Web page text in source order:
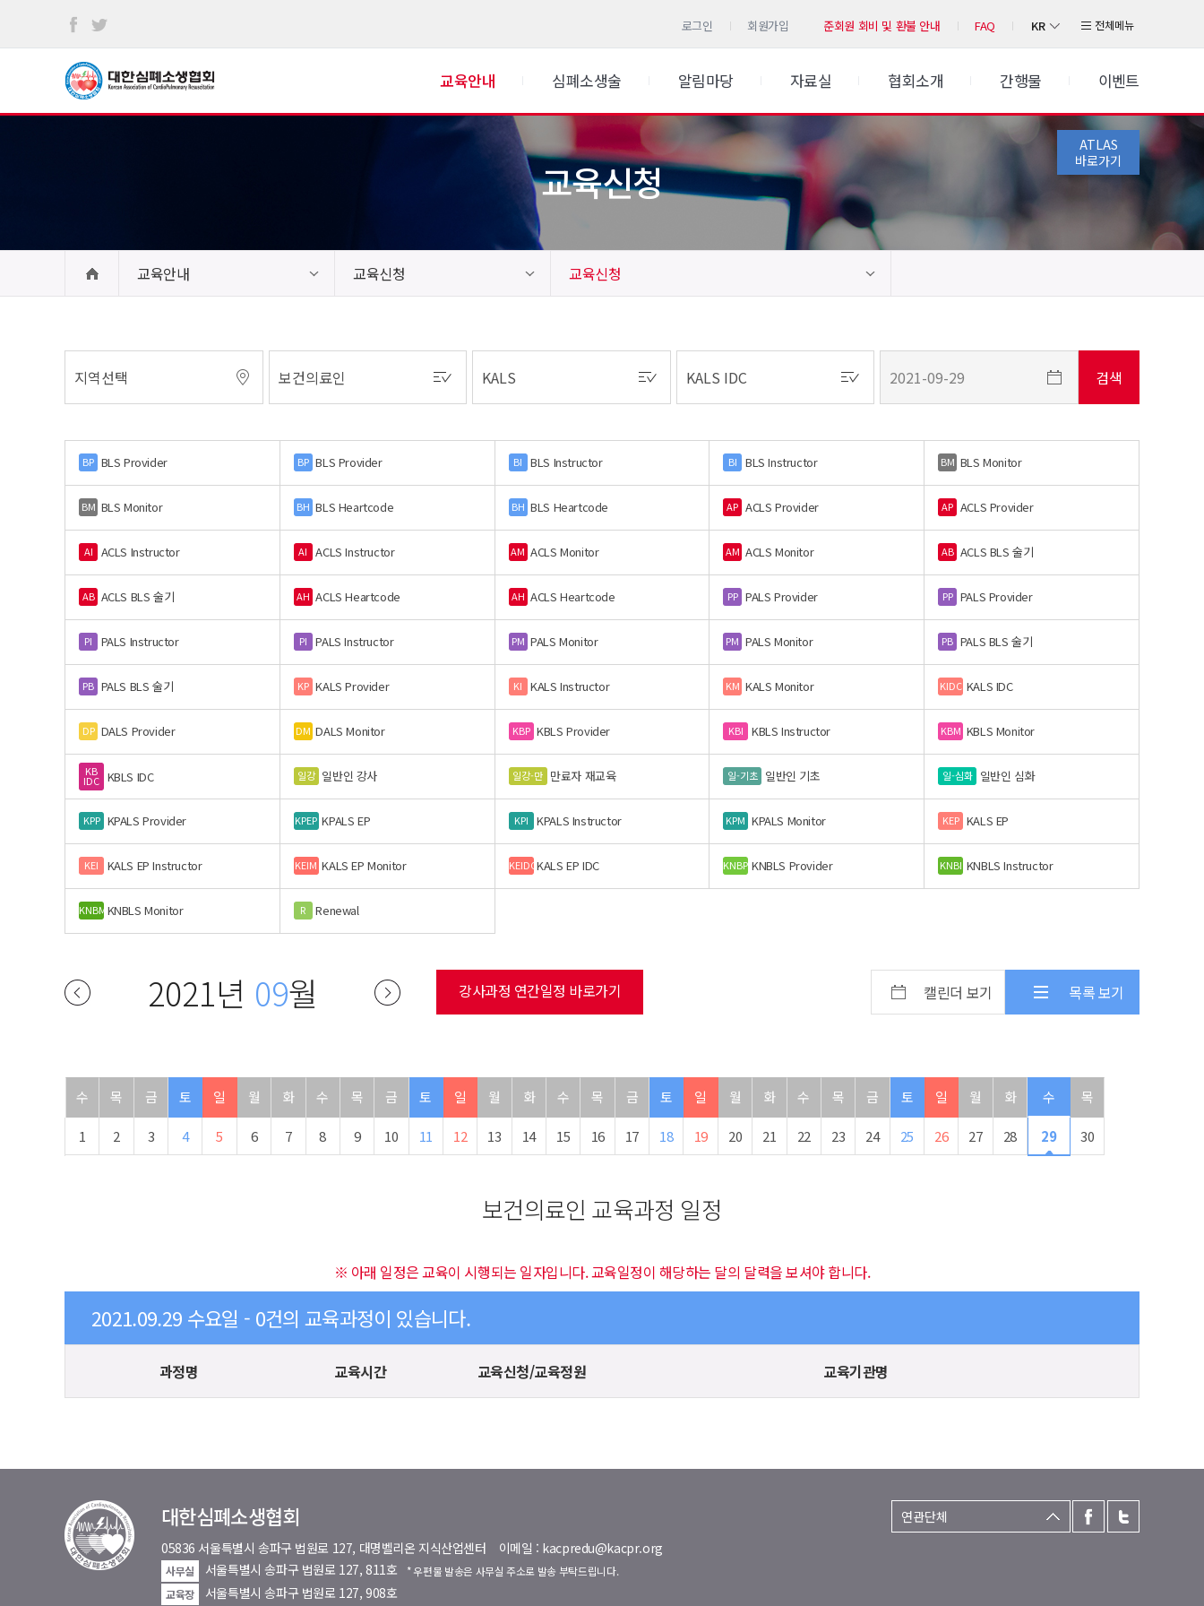
로그인 회원가입 준회원 회비 및 환불 안내 FAQ KR 전체메뉴
교육안내 심폐소생술 알림마당 자료실 협회소개 간행물 이벤트
ATLAS
바로가기
교육신청
교육안내 교육신청 교육신청
BP BLS Provider BP BLS Provider BI BLS Instructor BI BLS Instructor BM BLS Monitor
BM BLS Monitor BH BLS Heartcode BH BLS Heartcode AP ACLS Provider AP ACLS Provider
AI ACLS Instructor AI ACLS Instructor AM ACLS Monitor AM ACLS Monitor AB ACLS BLS 술기
AB ACLS BLS 술기 AH ACLS Heartcode AH ACLS Heartcode PP PALS Provider PP PALS Provider
PI PALS Instructor PI PALS Instructor PM PALS Monitor PM PALS Monitor PB PALS BLS 술기
PB PALS BLS 술기 KP KALS Provider KI KALS Instructor KM KALS Monitor KIDC KALS IDC
DP DALS Provider DM DALS Monitor KBP KBLS Provider KBI KBLS Instructor KBM KBLS Monitor
KB
IDC KBLS IDC 일강 일반인 강사 일강-만 만료자 재교육 일-기초 일반인 기초 일-심화 일반인 심화
KPP KPALS Provider KPEP KPALS EP KPI KPALS Instructor KPM KPALS Monitor KEP KALS EP
KEI KALS EP Instructor KEIM KALS EP Monitor KEIDCKALS EP IDC KNBP KNBLS Provider KNBI KNBLS Instructor
KNBM KNBLS Monitor R Renewal
2021년 09월 강사과정 연간일정 바로가기 캘린더 보기 목록 보기
수 목 금 토 일 월 화 수 목 금 토 일 월 화 수 목 금 토 일 월 화 수 목 금 토 일 월 화 수 목
1 2 3 4 5 6 7 8 9 10 11 12 13 14 15 16 17 18 19 20 21 22 23 24 25 26 27 28 29 30
보건의료인 교육과정 일정
※ 아래 일정은 교육이 시행되는 일자입니다. 교육일정이 해당하는 달의 달력을 보셔야 합니다.
2021.09.29 수요일 - 0건의 교육과정이 있습니다.
과정명 교육시간 교육신청/교육정원 교육기관명
대한심폐소생협회
05836 서울특별시 송파구 법원로 127, 대명벨리온 지식산업센터 이메일 : kacpredu@kacpr.org
사무실 서울특별시 송파구 법원로 127, 811호
* 우편물 발송은 사무실 주소로 발송 부탁드립니다.
교육장
서울특별시 송파구 법원로 127, 908호